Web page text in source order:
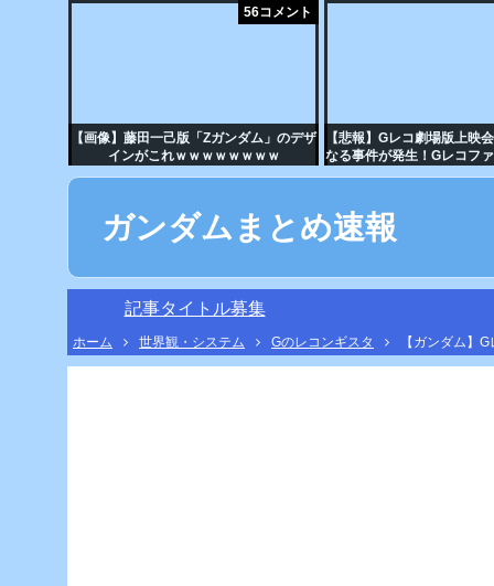
56コメント
【画像】藤田一己版「Ζガンダム」のデザ
インがこれｗｗｗｗｗｗｗｗ
【悲報】Gレコ劇場版上映
なる事件が発生！Gレコフ
ガンダムまとめ速報
記事タイトル募集
ホーム 世界観・システム Gのレコンギスタ 【ガンダム】